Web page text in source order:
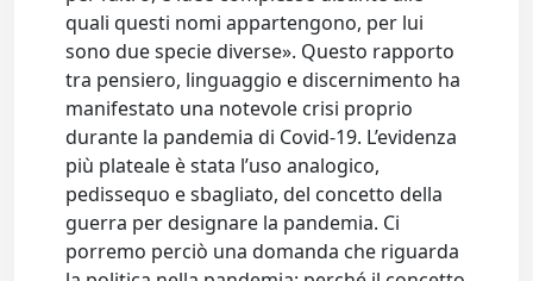
quali questi nomi appartengono, per lui
sono due specie diverse». Questo rapporto
tra pensiero, linguaggio e discernimento ha
manifestato una notevole crisi proprio
durante la pandemia di Covid-19. L’evidenza
più plateale è stata l’uso analogico,
pedissequo e sbagliato, del concetto della
guerra per designare la pandemia. Ci
porremo perciò una domanda che riguarda